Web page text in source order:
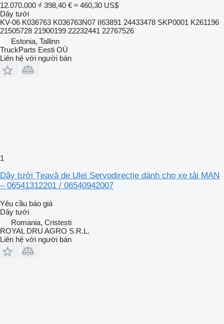
12.070.000 ₫ 398,40 € ≈ 460,30 US$
Dây tưới
KV-06 K036763 K036763N07 II63891 24433478 SKP0001 K261196
21505728 21900199 22232441 22767526
Estonia, Tallinn
TruckParts Eesti OÜ
Liên hệ với người bán
1
Dây tưới Țeavă de Ulei Servodirecție dành cho xe tải MAN
– 06541312201 / 06540942007
Yêu cầu báo giá
Dây tưới
Romania, Cristesti
ROYAL DRU AGRO S.R.L.
Liên hệ với người bán